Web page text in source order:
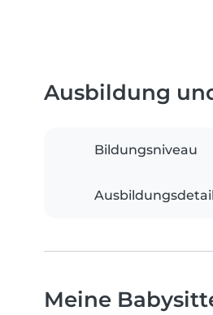
Ausbildung
Bildungsniveau
Meine